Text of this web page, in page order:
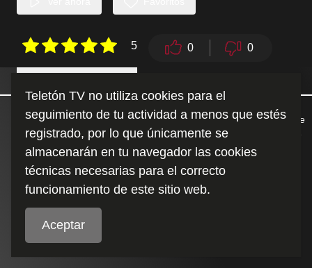
5 0 0
¿Telepatía entre hermanos? ¡Atención! No te puedes perder este
divertido desafío donde pondremos a prueba el poder mental de
estos hermanos gemelos. ¿Pueden realmente leerse la mente?
¡Te vas a sorprender con el resultado!
Teletón TV no utiliza cookies para el
seguimiento de tu actividad a menos que estés
registrado, por lo que únicamente se
almacenarán en tu navegador las cookies
técnicas necesarias para el correcto
funcionamiento de este sitio web.
Aceptar